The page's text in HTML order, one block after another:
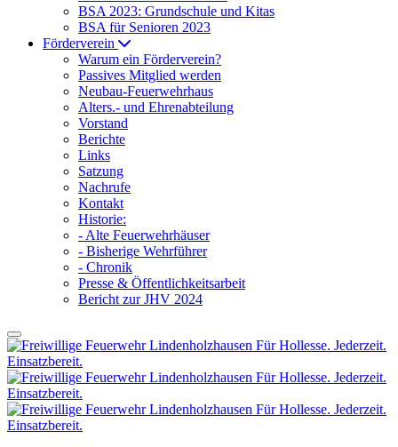
BSA 2023: Grundschule und Kitas
BSA für Senioren 2023
Förderverein
Warum ein Förderverein?
Passives Mitglied werden
Neubau-Feuerwehrhaus
Alters.- und Ehrenabteilung
Vorstand
Berichte
Links
Satzung
Nachrufe
Kontakt
Historie:
- Alte Feuerwehrhäuser
- Bisherige Wehrführer
- Chronik
Presse & Öffentlichkeitsarbeit
Bericht zur JHV 2024